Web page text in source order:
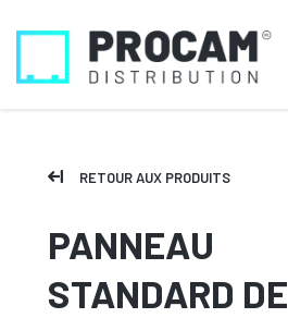
RETOUR AUX PRODUITS
PANNEAU
STANDARD DE